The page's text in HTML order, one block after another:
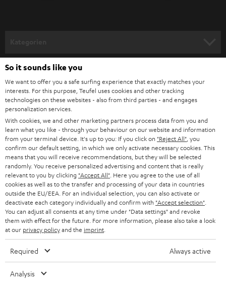
e
l
d
u
n
g
HEIMKINO
HEIMKINO-KOMPLETTANLAGEN
SOUNDBARS
STEREO
SMART HOME
BLUETOOTH-LAUTSPRECHER
KOPFHÖRER
BLUETOOTH-KOPFHÖRER
LAUTSPRECHER
Unternehmen
SUPPORT
PRESSE & MARKETING
GESCHÄFTSKUNDEN
PARTNERPROGRAMM
BLOG
NEWSLETTER
STORES
DEINE VORTEILE BEI TEUFEL
Teufel Onlineshops
DEUTSCHLAND
ÖSTERREICH
SCHWEIZ
NIEDERLANDE
BELGIEN
So it sounds like you
We want to offer you a safe surfing experience that exactly matches your
interests. For this purpose, Teufel uses cookies and other tracking
technologies on these websites - also from third parties - and engages
personalization services.
With cookies, we and other marketing partners process data from you and
learn what you like - through your behaviour on our website and information
from your terminal device. It's up to you: If you click on "Reject All" , you
confirm our default setting, in which we only activate necessary cookies. This
means that you will receive recommendations, but they will be selected
randomly. You receive personalized advertising and content that is really
relevant to you by clicking "Accept All" . Here you agree to the use of all
cookies as well as to the transfer and processing of your data in countries
outside the EU/EEA. For an individual selection, you can also activate or
deactivate each category individually and confirm with "Accept selection"
You can adjust all consents at any time under "Data settings" and revoke
them with effect for the future. For more information, please also take a look
at our privacy policyand the imprint
Required Always active
Analysis